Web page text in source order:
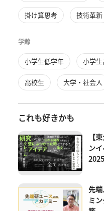
掛け算思考 技術革新
学齢
小学生低学年 小学
高校生 大学・社会人
これも好きかも
【
ン
先
ミ